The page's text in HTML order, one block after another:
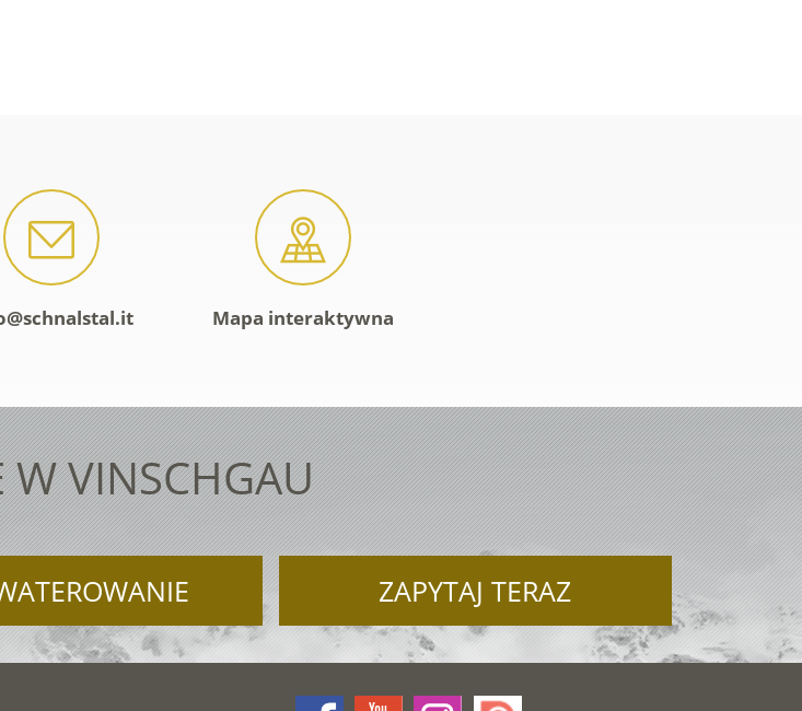
Mapa interaktywna
W VINSCHGAU
ZAPYTAJ TERAZ